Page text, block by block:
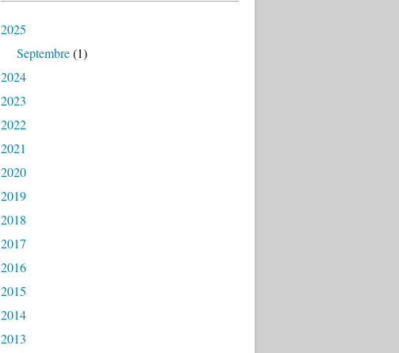
2025
Septembre(1)
2024
2023
2022
2021
2020
2019
2018
2017
2016
2015
2014
2013